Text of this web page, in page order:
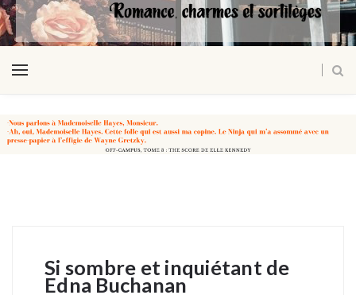
Si sombre et inquiétant de
Edna Buchanan